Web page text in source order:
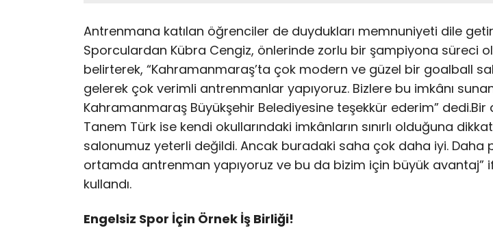
Antrenmana katılan öğrenciler de duydukları memnuniyeti dile
Sporculardan Kübra Cengiz, önlerinde zorlu bir şampiyona süreci
belirterek, “Kahramanmaraş’ta çok modern ve güzel bir goalball
gelerek çok verimli antrenmanlar yapıyoruz. Bizlere bu imkânı
Kahramanmaraş Büyükşehir Belediyesine teşekkür ederim”
Tanem Türk ise kendi okullarındaki imkânların sınırlı olduğuna
salonumuz yeterli değildi. Ancak buradaki saha çok daha iyi. Daha
ortamda antrenman yapıyoruz ve bu da bizim için büyük avantaj”
kullandı.
Engelsiz Spor İçin Örnek İş Birliği!